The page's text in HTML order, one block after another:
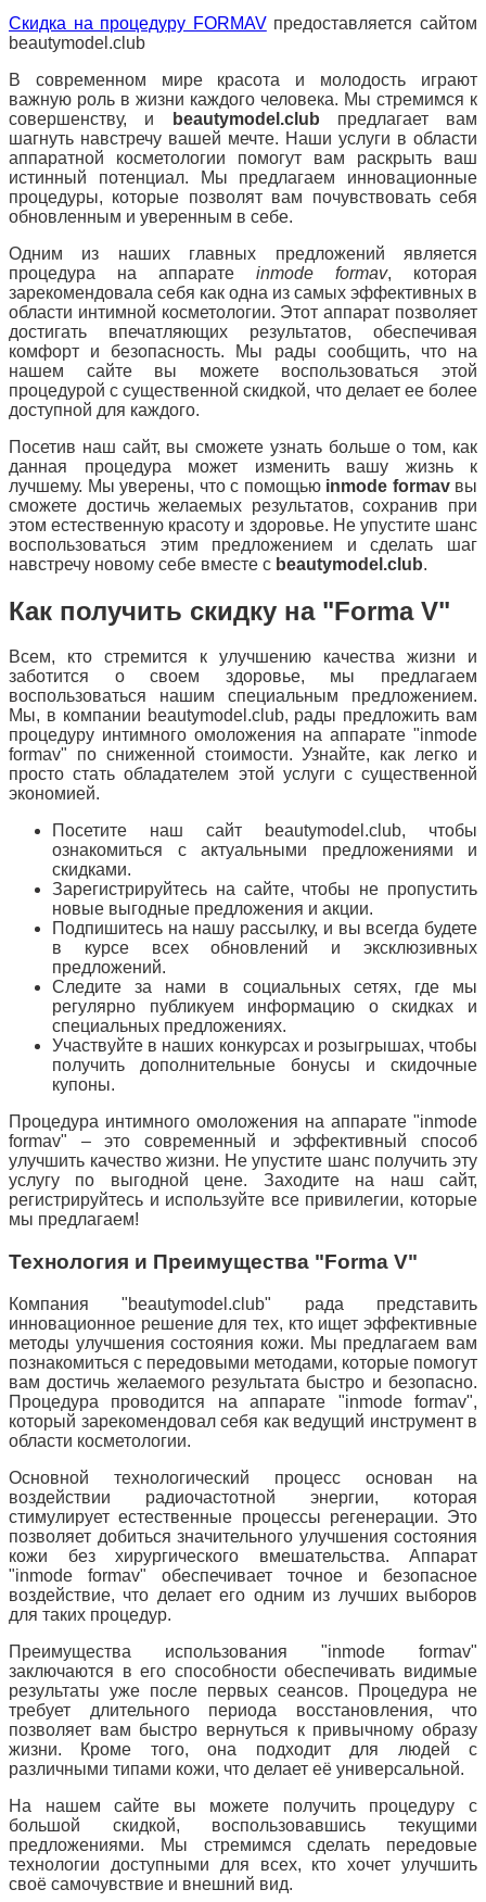
Скидка на процедуру FORMAVпредоставляется сайтом
beautymodel.club
В современном мире красота и молодость играют
важную роль в жизни каждого человека. Мы стремимся к
совершенству, и
beautymodel.club предлагает вам
шагнуть навстречу вашей мечте. Наши услуги в области
аппаратной косметологии помогут вам раскрыть ваш
истинный потенциал. Мы предлагаем инновационные
процедуры, которые позволят вам почувствовать себя
обновленным и уверенным в себе.
Одним из наших главных предложений является
процедура на аппарате inmode formav, которая
зарекомендовала себя как одна из самых эффективных в
области интимной косметологии. Этот аппарат позволяет
достигать впечатляющих результатов, обеспечивая
комфорт и безопасность. Мы рады сообщить, что на
нашем сайте вы можете воспользоваться этой
процедурой с существенной скидкой, что делает ее более
доступной для каждого.
Посетив наш сайт, вы сможете узнать больше о том, как
данная процедура может изменить вашу жизнь к
лучшему. Мы уверены, что с помощью inmode formavвы
сможете достичь желаемых результатов, сохранив при
этом естественную красоту и здоровье. Не упустите шанс
воспользоваться этим предложением и сделать шаг
навстречу новому себе вместе с beautymodel.club.
Как получить скидку на "Forma V"
Всем, кто стремится к улучшению качества жизни и
заботится о своем здоровье, мы предлагаем
воспользоваться нашим специальным предложением.
Мы, в компании beautymodel.club, рады предложить вам
процедуру интимного омоложения на аппарате "inmode
formav" по сниженной стоимости. Узнайте, как легко и
просто стать обладателем этой услуги с существенной
экономией.
Посетите наш сайт beautymodel.club, чтобы
ознакомиться с актуальными предложениями и
скидками.
Зарегистрируйтесь на сайте, чтобы не пропустить
новые выгодные предложения и акции.
Подпишитесь на нашу рассылку, и вы всегда будете
в курсе всех обновлений и эксклюзивных
предложений.
Следите за нами в социальных сетях, где мы
регулярно публикуем информацию о скидках и
специальных предложениях.
Участвуйте в наших конкурсах и розыгрышах, чтобы
получить дополнительные бонусы и скидочные
купоны.
Процедура интимного омоложения на аппарате "inmode
formav" – это современный и эффективный способ
улучшить качество жизни. Не упустите шанс получить эту
услугу по выгодной цене. Заходите на наш сайт,
регистрируйтесь и используйте все привилегии, которые
мы предлагаем!
Технология и Преимущества "Forma V"
Компания "beautymodel.club" рада представить
инновационное решение для тех, кто ищет эффективные
методы улучшения состояния кожи. Мы предлагаем вам
познакомиться с передовыми методами, которые помогут
вам достичь желаемого результата быстро и безопасно.
Процедура проводится на аппарате "inmode formav",
который зарекомендовал себя как ведущий инструмент в
области косметологии.
Основной технологический процесс основан на
воздействии радиочастотной энергии, которая
стимулирует естественные процессы регенерации. Это
позволяет добиться значительного улучшения состояния
кожи без хирургического вмешательства. Аппарат
"inmode formav" обеспечивает точное и безопасное
воздействие, что делает его одним из лучших выборов
для таких процедур.
Преимущества использования "inmode formav"
заключаются в его способности обеспечивать видимые
результаты уже после первых сеансов. Процедура не
требует длительного периода восстановления, что
позволяет вам быстро вернуться к привычному образу
жизни. Кроме того, она подходит для людей с
различными типами кожи, что делает её универсальной.
На нашем сайте вы можете получить процедуру с
большой скидкой, воспользовавшись текущими
предложениями. Мы стремимся сделать передовые
технологии доступными для всех, кто хочет улучшить
своё самочувствие и внешний вид.